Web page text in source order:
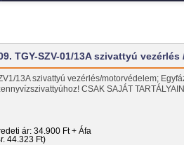
TGY-SZV-01/13A szivattyú
13A szivattyú vezérlés/motorvédelem;
CSAK SAJÁT
ár: 34.900 Ft + Áfa
44.323 Ft)